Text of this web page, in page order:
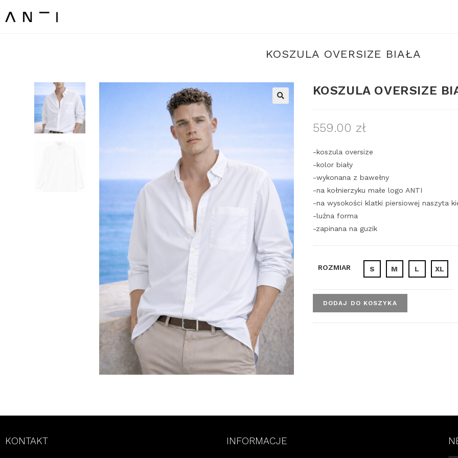
KOSZULA OVERSIZE BIAŁA
KOSZULA OVERSIZE
559.00 zł
-koszula oversize
-kolor biały
-wykonana z bawełny
-na kołnierzyku małe logo ANTI
-na wysokości klatki piersiowej naszyta
-luźna forma
-zapinana na guzik
ROZMIAR S M L XL
DODAJ DO KOSZYKA
KONTAKT INFORMACJE